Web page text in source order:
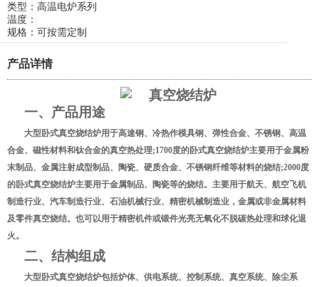
类型：高温电炉系列
温度：
规格：可按需定制
产品详情
一、产品用途
大型卧式真空烧结炉用于高速钢、冷热作模具钢、弹性合金、不锈钢、高温
合金、磁性材料和钛合金的真空热处理;1700度的卧式真空烧结炉主要用于金属粉
末制品、金属注射成型制品、陶瓷、硬质合金、不锈钢纤维等材料的烧结;2000度
的卧式真空烧结炉主要用于金属制品、陶瓷等的烧结。主要用于航天、航空飞机
制造行业、汽车制造行业、石油机械行业、精密机械制造业，金属或非金属材料
及零件真空烧结。也可以用于精密机件或锻件光亮无氧化不脱碳热处理和球化退
火。
二、结构组成
大型卧式真空烧结炉包括炉体、供电系统、控制系统、真空系统、除尘系